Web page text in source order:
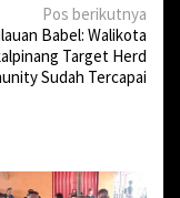
Pos berikutnya
Babel: Walikota
Target Herd
Sudah Tercapai